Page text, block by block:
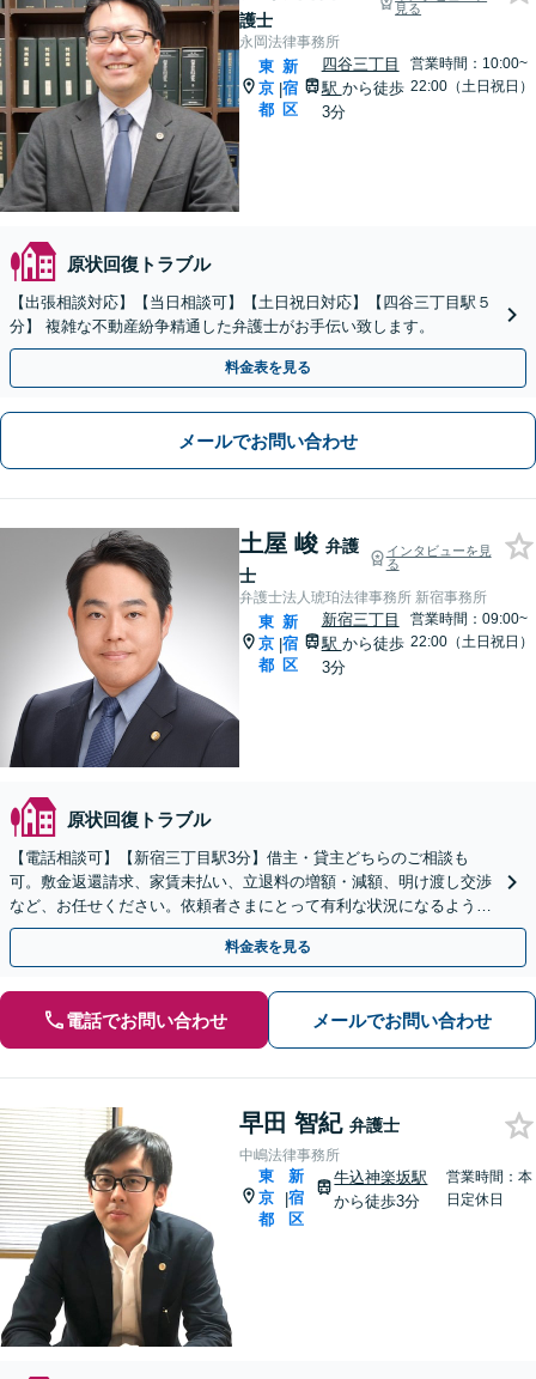
護士
見る
永岡法律事務所
東
京
都
|
新
宿
区
四谷三丁目
駅 から徒歩
3分
営業時間：10:00~
22:00（土日祝日）
原状回復トラブル
【出張相談対応】【当日相談可】【土日祝日対応】【四谷三丁目駅５
分】 複雑な不動産紛争精通した弁護士がお手伝い致します。
料金表を見る
メールでお問い合わせ
土屋 峻 弁護
士
インタビューを見
る
弁護士法人琥珀法律事務所 新宿事務所
東
京
都
|
新
宿
区
新宿三丁目
駅 から徒歩
3分
営業時間：09:00~
22:00（土日祝日）
原状回復トラブル
【電話相談可】【新宿三丁目駅3分】借主・貸主どちらのご相談も
可。敷金返還請求、家賃未払い、立退料の増額・減額、明け渡し交渉
など、お任せください。依頼者さまにとって有利な状況になるよう丁
寧・確実に話し合いを重ねてまいります【休日・夜間相談可】
料金表を見る
電話でお問い合わせ メールでお問い合わせ
早田 智紀 弁護士
中嶋法律事務所
東
京
都
|
新
宿
区
牛込神楽坂駅
から徒歩3分
営業時間：本
日定休日